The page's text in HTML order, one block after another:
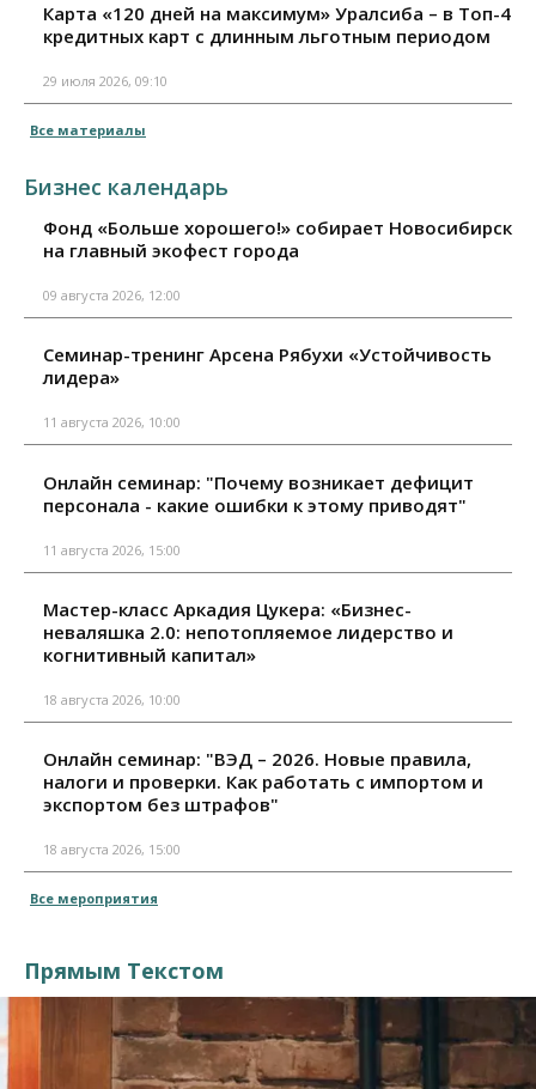
Карта «120 дней на максимум» Уралсиба – в Топ-4
кредитных карт с длинным льготным периодом
29 июля 2026, 09:10
Все материалы
Бизнес календарь
Фонд «Больше хорошего!» собирает Новосибирск
на главный экофест города
09 августа 2026, 12:00
Семинар-тренинг Арсена Рябухи «Устойчивость
лидера»
11 августа 2026, 10:00
Онлайн семинар: "Почему возникает дефицит
персонала - какие ошибки к этому приводят"
11 августа 2026, 15:00
Мастер-класс Аркадия Цукера: «Бизнес-
неваляшка 2.0: непотопляемое лидерство и
когнитивный капитал»
18 августа 2026, 10:00
Онлайн семинар: "ВЭД – 2026. Новые правила,
налоги и проверки. Как работать с импортом и
экспортом без штрафов"
18 августа 2026, 15:00
Все мероприятия
Прямым Текстом